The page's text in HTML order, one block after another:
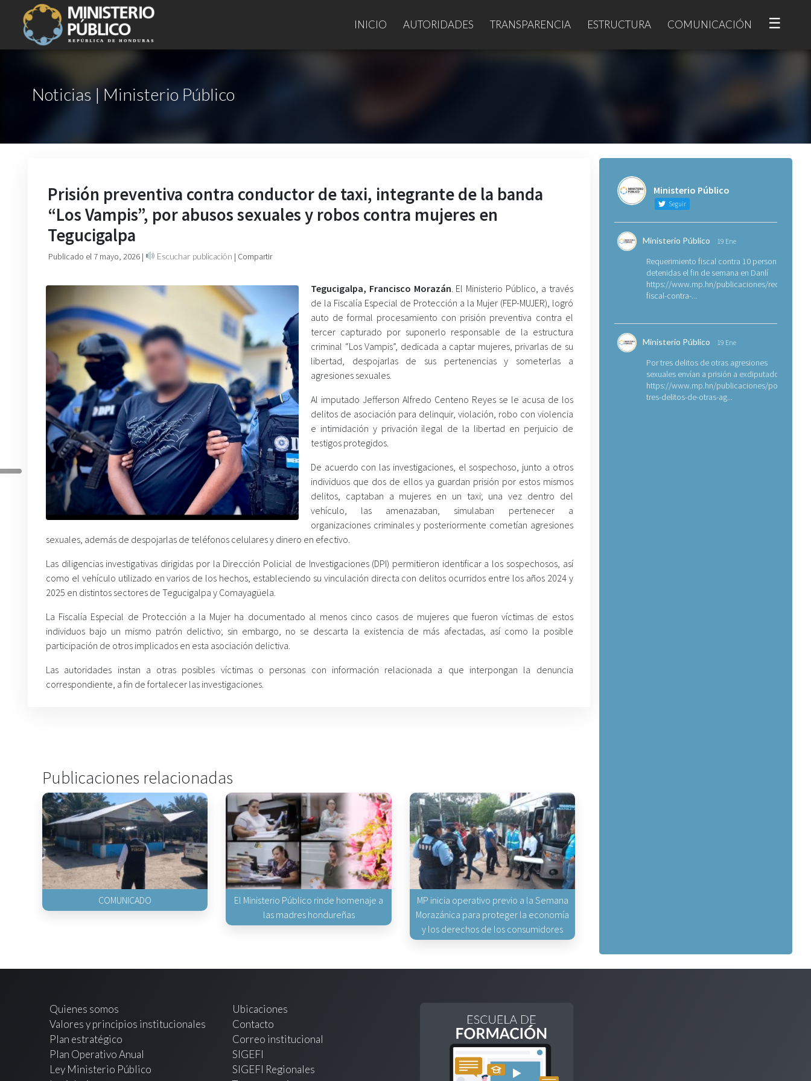
INICIO AUTORIDADES TRANSPARENCIA ESTRUCTURA COMUNICACIÓN ☰
Noticias | Ministerio Público
Prisión preventiva contra conductor de taxi, integrante de la banda
“Los Vampis”, por abusos sexuales y robos contra mujeres en
Tegucigalpa
Publicado el 7 mayo, 2026 | Escuchar publicación | Compartir
Tegucigalpa, Francisco Morazán. El Ministerio Público, a través
de la Fiscalía Especial de Protección a la Mujer (FEP-MUJER), logró
auto de formal procesamiento con prisión preventiva contra el
tercer capturado por suponerlo responsable de la estructura
criminal “Los Vampis”, dedicada a captar mujeres, privarlas de su
libertad, despojarlas de sus pertenencias y someterlas a
agresiones sexuales.
Al imputado Jefferson Alfredo Centeno Reyes se le acusa de los
delitos de asociación para delinquir, violación, robo con violencia
e intimidación y privación ilegal de la libertad en perjuicio de
testigos protegidos.
De acuerdo con las investigaciones, el sospechoso, junto a otros
individuos que dos de ellos ya guardan prisión por estos mismos
delitos, captaban a mujeres en un taxi; una vez dentro del
vehículo, las amenazaban, simulaban pertenecer a
organizaciones criminales y posteriormente cometían agresiones
sexuales, además de despojarlas de teléfonos celulares y dinero en efectivo.
Las diligencias investigativas dirigidas por la Dirección Policial de Investigaciones (DPI) permitieron identificar a los sospechosos, así
como el vehículo utilizado en varios de los hechos, estableciendo su vinculación directa con delitos ocurridos entre los años 2024 y
2025 en distintos sectores de Tegucigalpa y Comayagüela.
La Fiscalía Especial de Protección a la Mujer ha documentado al menos cinco casos de mujeres que fueron víctimas de estos
individuos bajo un mismo patrón delictivo; sin embargo, no se descarta la existencia de más afectadas, así como la posible
participación de otros implicados en esta asociación delictiva.
Las autoridades instan a otras posibles víctimas o personas con información relacionada a que interpongan la denuncia
correspondiente, a fin de fortalecer las investigaciones.
Publicaciones relacionadas
COMUNICADO
El Ministerio Público rinde homenaje a
las madres hondureñas
MP inicia operativo previo a la Semana
Morazánica para proteger la economía
y los derechos de los consumidores
Ministerio Público
Seguir
Ministerio Público 19 Ene
Requerimiento fiscal contra 10 personas
detenidas el fin de semana en Danlí
https://www.mp.hn/publicaciones/
fiscal-contra-...
Ministerio Público 19 Ene
Por tres delitos de otras agresiones
sexuales envían a prisión a exdiputado
https://www.mp.hn/publicaciones/por-
tres-delitos-de-otras-ag...
Quienes somos
Valores y principios institucionales
Plan estratégico
Plan Operativo Anual
Ley Ministerio Público
Ubicaciones
Contacto
Correo institucional
SIGEFI
SIGEFI Regionales